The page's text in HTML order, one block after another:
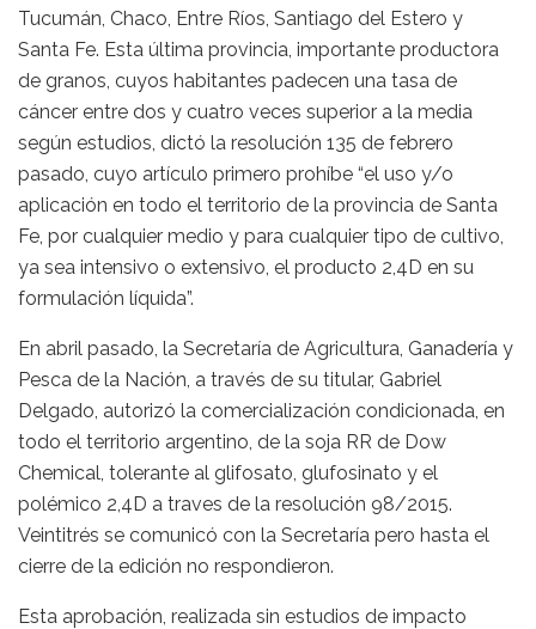
Tucumán, Chaco, Entre Ríos, Santiago del Estero y
Santa Fe. Esta última provincia, importante productora
de granos, cuyos habitantes padecen una tasa de
cáncer entre dos y cuatro veces superior a la media
según estudios, dictó la resolución 135 de febrero
pasado, cuyo artículo primero prohíbe “el uso y/o
aplicación en todo el territorio de la provincia de Santa
Fe, por cualquier medio y para cualquier tipo de cultivo,
ya sea intensivo o extensivo, el producto 2,4D en su
formulación líquida”.
En abril pasado, la Secretaría de Agricultura, Ganadería y
Pesca de la Nación, a través de su titular, Gabriel
Delgado, autorizó la comercialización condicionada, en
todo el territorio argentino, de la soja RR de Dow
Chemical, tolerante al glifosato, glufosinato y el
polémico 2,4D a traves de la resolución 98/2015.
Veintitrés se comunicó con la Secretaría pero hasta el
cierre de la edición no respondieron.
Esta aprobación, realizada sin estudios de impacto